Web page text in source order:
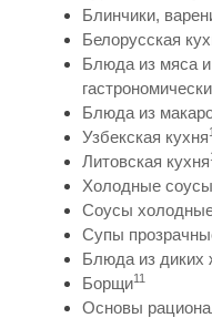
Блинчики,
Белорусская
Блюда из мяса
Блюда из
Узбекская кухня
Литовская кухня
Холодные
Соусы
Супы
Блюда из диких
Борщи11
Основы